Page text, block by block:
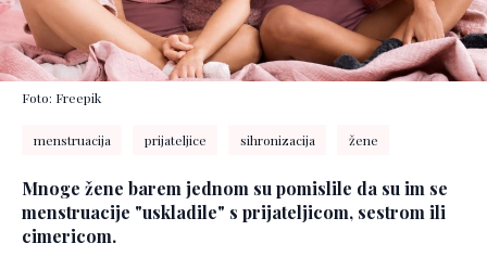
Foto: Freepik
menstruacija prijateljice sihronizacija žene
Mnoge žene barem jednom su pomislile da su im se
menstruacije "uskladile" s prijateljicom, sestrom ili
cimericom.